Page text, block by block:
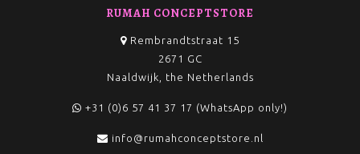
RUMAH CONCEPTSTORE
Rembrandtstraat 15
2671 GC
Naaldwijk, the Netherlands
+31 (0)6 57 41 37 17 (WhatsApp only!)
info@rumahconceptstore.nl